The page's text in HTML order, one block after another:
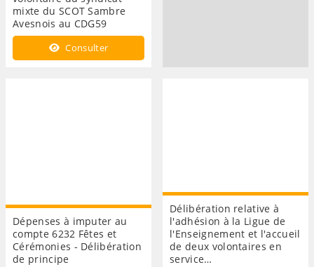
mixte du SCOT Sambre
Avesnois au CDG59
Consulter
Dépenses à imputer au
compte 6232 Fêtes et
Cérémonies - Délibération
de principe
Délibération relative à
l'adhésion à la Ligue de
l'Enseignement et l'accueil
de deux volontaires en
service…